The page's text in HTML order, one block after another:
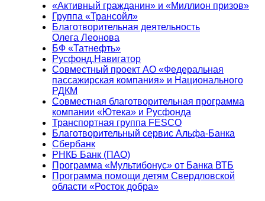
«Активный гражданин» и «Миллион призов»
Группа «Трансойл»
Благотворительная деятельность
Олега Леонова
БФ «Татнефть»
Русфонд.Навигатор
Совместный проект АО «Федеральная
пассажирская компания» и Национального
РДКМ
Совместная благотворительная программа
компании «Ютека» и Русфонда
Транспортная группа FESCO
Благотворительный сервис Альфа-Банка
Сбербанк
РНКБ Банк (ПАО)
Программа «Мультибонус» от Банка ВТБ
Программа помощи детям Свердловской
области «Росток добра»